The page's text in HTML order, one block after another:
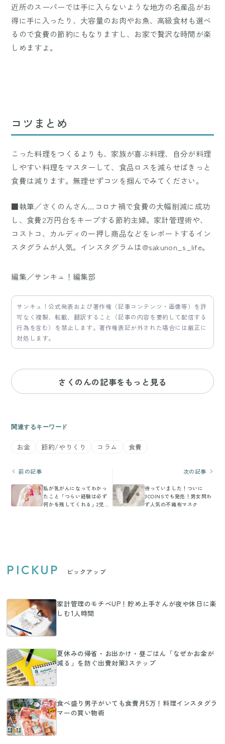
近所のスーパーでは手に入らないような地方の名産品がお
得に手に入ったり、大容量のお肉やお魚、高級食材も選べ
るので食費の節約にもなりますし、お家で贅沢な時間が楽
しめますよ。
コツまとめ
こった料理をつくるよりも、家族が喜ぶ料理、自分が料理
しやすい料理をマスターして、食品ロスを減らせばきっと
食費は減ります。無理せずコツを掴んでみてください。
■執筆／さくのんさん…コロナ禍で食費の大幅削減に成功
し、食費2万円台をキープする節約主婦。家計管理術や、
コストコ、カルディの一押し商品などをレポートするイン
スタグラムが人気。インスタグラムは@sakunon_s_life。
編集／サンキュ！編集部
サンキュ！公式発表および著作権（記事コンテンツ・画像等）を許
可なく複製、転載、翻訳すること（記事の内容を要約して配信する
行為を含む）を禁止します。著作権表記が外された場合には厳正に
対処します。
さくのんの記事をもっと見る
関連するキーワード
お金 節約/やりくり コラム 食費
前の記事
私が乳がんになってわかっ
たこと「つらい経験は必ず
何かを残してくれる」2児の
次の記事
待っていました！ついに
3COINSでも発売！男女問わ
ず人気の不織布マスク
PICKUP ピックアップ
家計管理のモチベUP！貯め上手さんが夜や休日に楽
しむ1人時間
夏休みの帰省・お出かけ・昼ごはん「なぜかお金が
減る」を防ぐ出費対策3ステップ
食べ盛り男子がいても食費月5万！料理インスタグラ
マーの買い物術